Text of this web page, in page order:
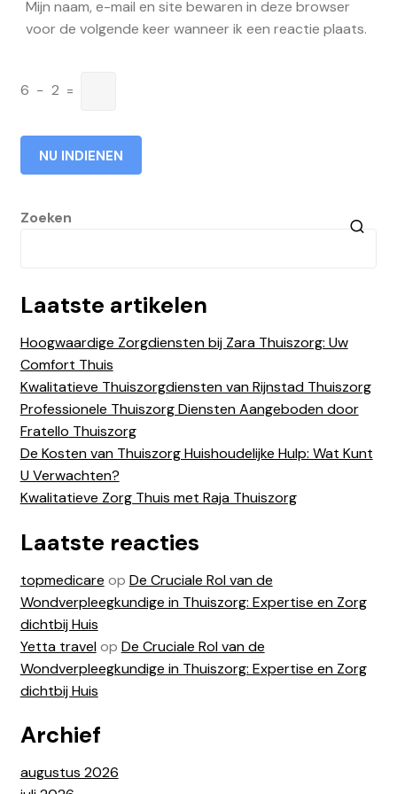
Mijn naam, e-mail en site bewaren in deze browser
voor de volgende keer wanneer ik een reactie plaats.
6 − 2 =
Zoeken
Laatste artikelen
Hoogwaardige Zorgdiensten bij Zara Thuiszorg: Uw
Comfort Thuis
Kwalitatieve Thuiszorgdiensten van Rijnstad Thuiszorg
Professionele Thuiszorg Diensten Aangeboden door
Fratello Thuiszorg
De Kosten van Thuiszorg Huishoudelijke Hulp: Wat Kunt
U Verwachten?
Kwalitatieve Zorg Thuis met Raja Thuiszorg
Laatste reacties
topmedicare op De Cruciale Rol van de
Wondverpleegkundige in Thuiszorg: Expertise en Zorg
dichtbij Huis
Yetta travelop De Cruciale Rol van de
Wondverpleegkundige in Thuiszorg: Expertise en Zorg
dichtbij Huis
Archief
augustus 2026